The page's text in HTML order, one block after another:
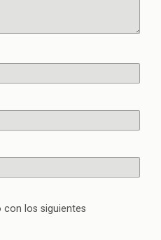
los siguientes